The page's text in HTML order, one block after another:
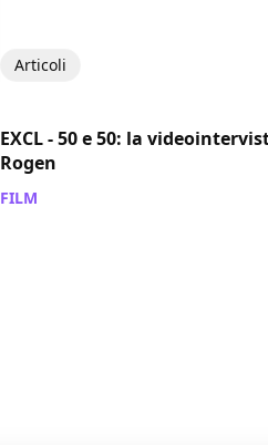
Articoli
EXCL - 50 e 50: la
Rogen
FILM